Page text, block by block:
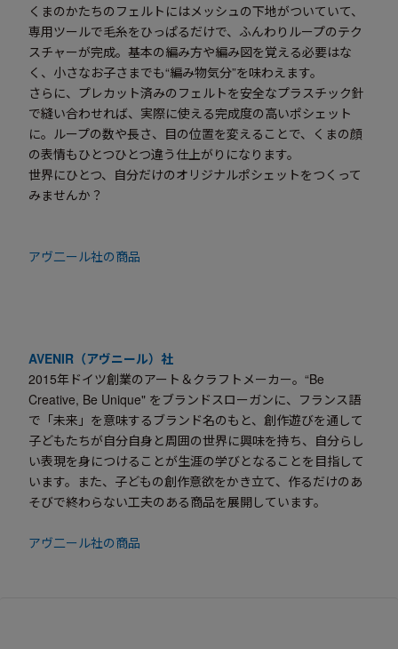
くまのかたちのフェルトにはメッシュの下地がついていて、
専用ツールで毛糸をひっぱるだけで、ふんわりループのテク
スチャーが完成。基本の編み方や編み図を覚える必要はな
く、小さなお子さまでも“編み物気分”を味わえます。
さらに、プレカット済みのフェルトを安全なプラスチック針
で縫い合わせれば、実際に使える完成度の高いポシェット
に。ループの数や長さ、目の位置を変えることで、くまの顔
の表情もひとつひとつ違う仕上がりになります。
世界にひとつ、自分だけのオリジナルポシェットをつくって
みませんか？
アヴ二ール社の商品
AVENIR（アヴニール）社
2015年ドイツ創業のアート＆クラフトメーカー。“Be
Creative, Be Unique" をブランドスローガンに、フランス語
で「未来」を意味するブランド名のもと、創作遊びを通して
子どもたちが自分自身と周囲の世界に興味を持ち、自分らし
い表現を身につけることが生涯の学びとなることを目指して
います。また、子どもの創作意欲をかき立て、作るだけのあ
そびで終わらない工夫のある商品を展開しています。
アヴ二ール社の商品